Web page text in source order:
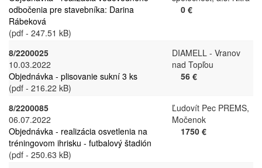
odbočenia pre stavebníka: Darina
Rábeková
(pdf - 247.51 kB)
0 €
8/2200025
10.03.2022
Objednávka - plisovanie sukní 3 ks
(pdf - 216.22 kB)
DIAMELL - Vranov
nad Topľou
56 €
8/2200085
06.07.2022
Objednávka - realizácia osvetlenia na
tréningovom ihrisku - futbalový štadión
(pdf - 250.63 kB)
Ľudovít Pec PREMS,
Močenok
1750 €